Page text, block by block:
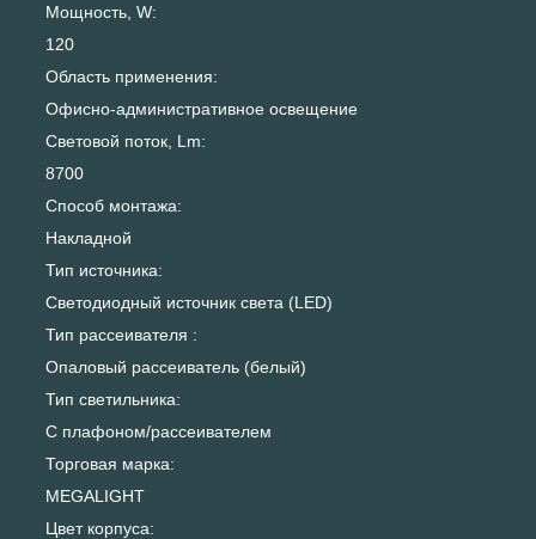
Мощность, W:
120
Область применения:
Офисно-административное освещение
Световой поток, Lm:
8700
Способ монтажа:
Накладной
Тип источника:
Светодиодный источник света (LED)
Тип рассеивателя :
Опаловый рассеиватель (белый)
Тип светильника:
С плафоном/рассеивателем
Торговая марка:
MEGALIGHT
Цвет корпуса: